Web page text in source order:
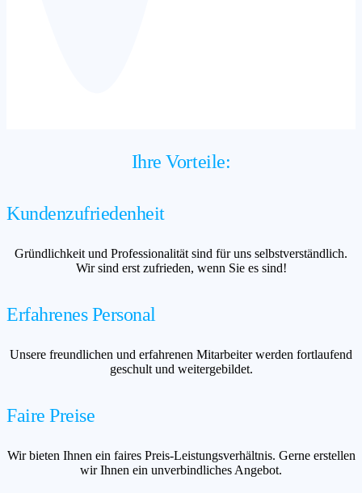
Ihre Vorteile:
Kundenzufriedenheit
Gründlichkeit und Professionalität sind für uns selbstverständlich.
Wir sind erst zufrieden, wenn Sie es sind!
Erfahrenes Personal
Unsere freundlichen und erfahrenen Mitarbeiter werden fortlaufend
geschult und weitergebildet.
Faire Preise
Wir bieten Ihnen ein faires Preis-Leistungsverhältnis. Gerne erstellen
wir Ihnen ein unverbindliches Angebot.